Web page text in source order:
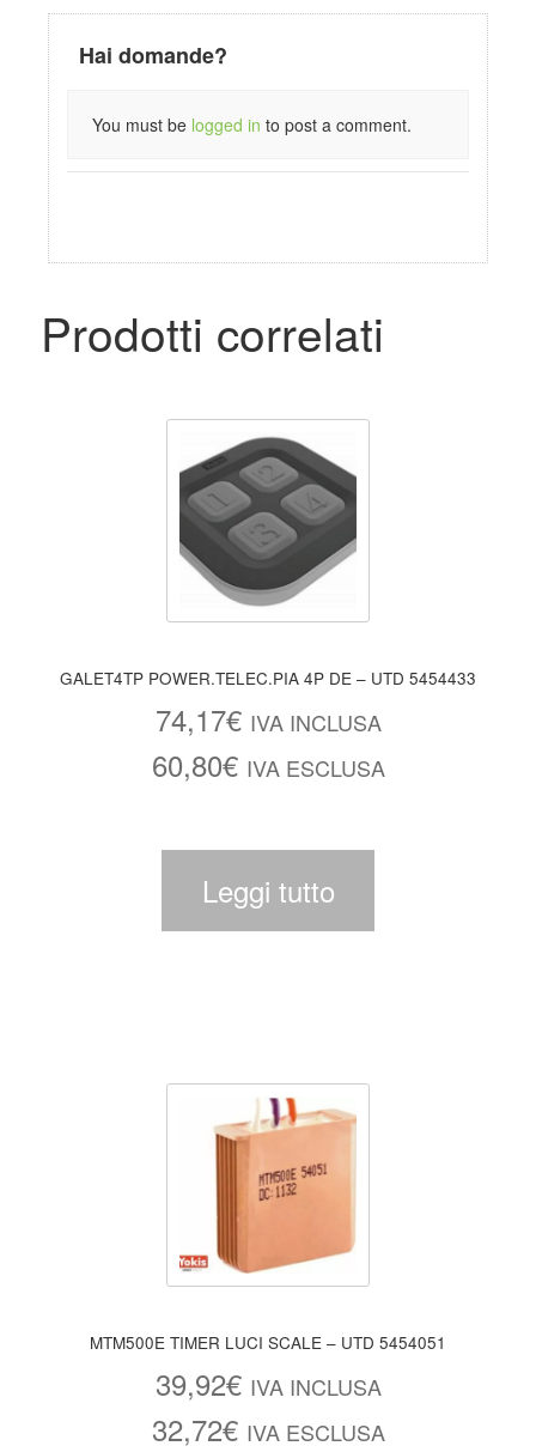
Hai domande?
You must be logged in to post a comment.
Prodotti correlati
GALET4TP POWER.TELEC.PIA 4P DE – UTD 5454433
74,17€ IVA INCLUSA
60,80€ IVA ESCLUSA
Leggi tutto
MTM500E TIMER LUCI SCALE – UTD 5454051
39,92€ IVA INCLUSA
32,72€ IVA ESCLUSA